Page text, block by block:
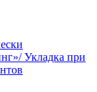
Укладка при